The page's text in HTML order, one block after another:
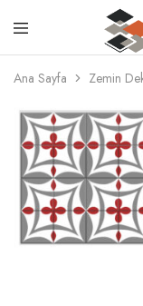
Taş
Dekorasyon
Beton,
Taş
Bahçe
Dekorasyon
Çözümleri
Ana Sayfa Zemin